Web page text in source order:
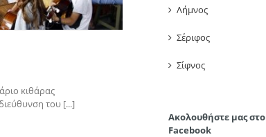
κιθάρας
του [...]
Λήμνος
Σέριφος
Σίφνος
Ακολουθήστε μας στο
Facebook